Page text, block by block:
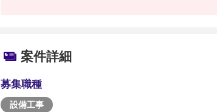
案件詳細
募集職種
設備工事